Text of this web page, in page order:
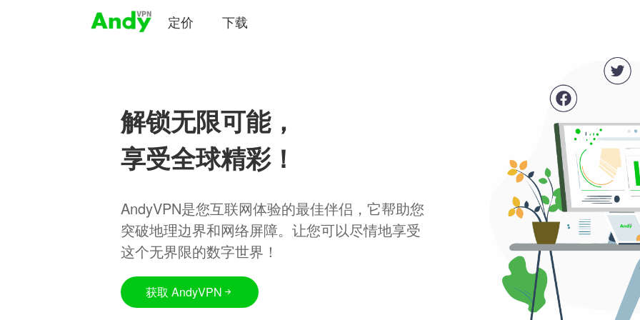
定价 下载
解锁无限可能，
享受全球精彩！
AndyVPN是您互联网体验的最佳伴侣，它帮助您
突破地理边界和网络屏障。让您可以尽情地享受
这个无界限的数字世界！
获取 AndyVPN